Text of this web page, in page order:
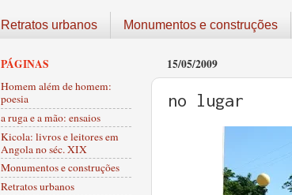
Retratos urbanos Monumentos e construções
15/05/2009
no lugar
PÁGINAS
Homem além de homem:
poesia
a ruga e a mão: ensaios
Kicola: livros e leitores em
Angola no séc. XIX
Monumentos e construções
Retratos urbanos